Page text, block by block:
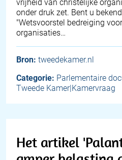
vrijheid van christelijke
onder druk zet. Bent u
"Wetsvoorstel bedreiging
organisaties…
Bron: tweedekamer.nl
Categorie: Parlementaire
Tweede Kamer|Kamervraag
Het artikel